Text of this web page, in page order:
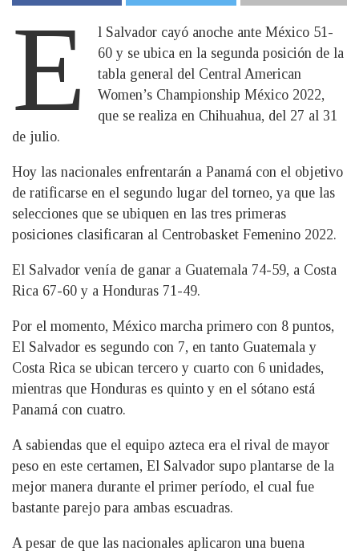
E
l Salvador cayó anoche ante México 51-
60 y se ubica en la segunda posición de la
tabla general del Central American
Women’s Championship México 2022,
que se realiza en Chihuahua, del 27 al 31
de julio.
Hoy las nacionales enfrentarán a Panamá con el objetivo
de ratificarse en el segundo lugar del torneo, ya que las
selecciones que se ubiquen en las tres primeras
posiciones clasificaran al Centrobasket Femenino 2022.
El Salvador venía de ganar a Guatemala 74-59, a Costa
Rica 67-60 y a Honduras 71-49.
Por el momento, México marcha primero con 8 puntos,
El Salvador es segundo con 7, en tanto Guatemala y
Costa Rica se ubican tercero y cuarto con 6 unidades,
mientras que Honduras es quinto y en el sótano está
Panamá con cuatro.
A sabiendas que el equipo azteca era el rival de mayor
peso en este certamen, El Salvador supo plantarse de la
mejor manera durante el primer período, el cual fue
bastante parejo para ambas escuadras.
A pesar de que las nacionales aplicaron una buena